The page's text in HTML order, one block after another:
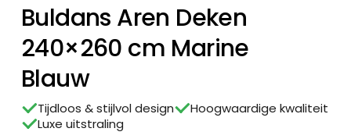
Buldans Aren Deken
240×260 cm Marine
Blauw
Tijdloos & stijlvol design
Hoogwaardige kwaliteit
Luxe uitstraling